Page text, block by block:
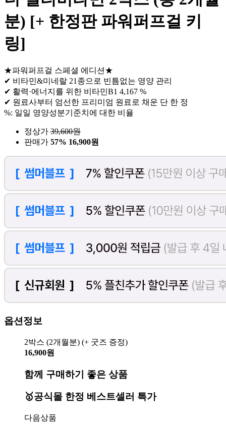
분) [+ 한정판 파워퍼프걸 키
링]
★파워퍼프걸 스페셜 에디션★
✔ 비타민&미네랄 21종으로 빈틈없는 영양 관리
✔ 활력·에너지를 위한 비타민B1 4,167 %
✔ 원료사부터 엄선한 프리미엄 원료로 채운 단 한 정
%: 일일 영양성분기준치에 대한 비율
정상가 39,600원
판매가 57% 16,900원
옵션정보
2박스 (2개월분) (+ 굿즈 증정)
16,900원
함께 구매하기 좋은 상품
🥇공식몰 한정 베스트셀러 특가
다음상품